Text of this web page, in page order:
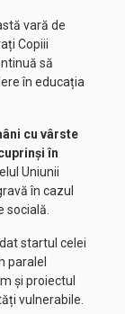
vară de
Copiii
să
în educația
cu vârste
în
Uniunii
în cazul
socială.
startul celei
paralel
și proiectul
vulnerabile.